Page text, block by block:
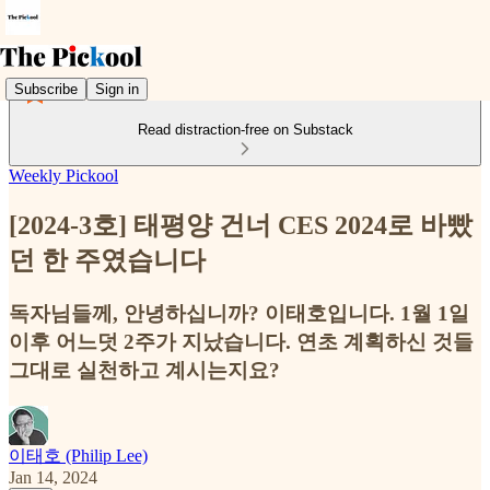
Subscribe Sign in
Read distraction-free on Substack
Weekly Pickool
[2024-3호] 태평양 건너 CES 2024로 바빴
던 한 주였습니다
독자님들께, 안녕하십니까? 이태호입니다. 1월 1일
이후 어느덧 2주가 지났습니다. 연초 계획하신 것들
그대로 실천하고 계시는지요?
이태호 (Philip Lee)
Jan 14, 2024